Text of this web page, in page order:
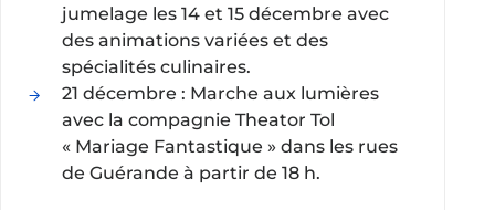
jumelage les 14 et 15 décembre avec
des animations variées et des
spécialités culinaires.
21 décembre : Marche aux lumières
avec la compagnie Theator Tol
« Mariage Fantastique » dans les rues
de Guérande à partir de 18 h.